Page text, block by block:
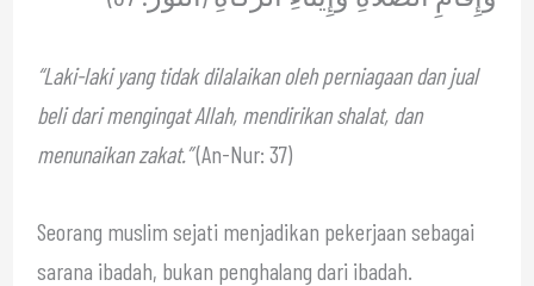
“Laki-laki yang tidak dilalaikan oleh perniagaan dan jual
beli dari mengingat Allah, mendirikan shalat, dan
menunaikan zakat.”(An-Nur: 37)
Seorang muslim sejati menjadikan pekerjaan sebagai
sarana ibadah, bukan penghalang dari ibadah.